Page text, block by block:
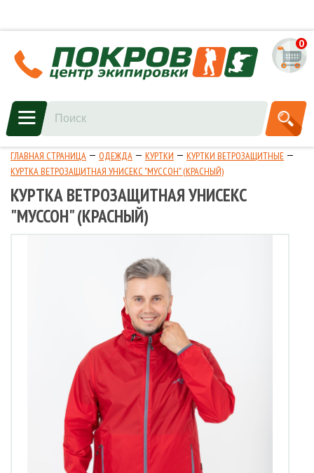
0
ГЛАВНАЯ СТРАНИЦА ОДЕЖДА КУРТКИ
КУРТКИ ВЕТРОЗАЩИТНЫЕ
КУРТКА ВЕТРОЗАЩИТНАЯ УНИСЕКС "МУССОН" (КРАСНЫЙ)
КУРТКА ВЕТРОЗАЩИТНАЯ УНИСЕКС
"МУССОН" (КРАСНЫЙ)